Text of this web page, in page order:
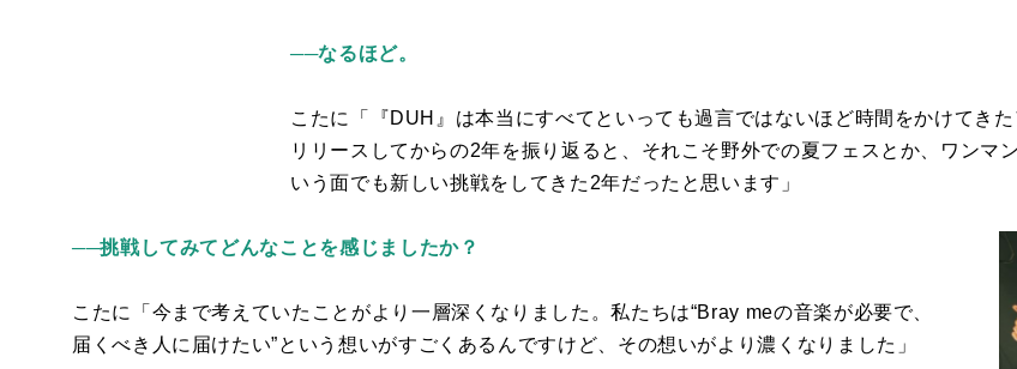
──なるほど。
こたに「『DUH 』は本当にすべてといっても過言ではないほど時間をかけてき
リリースしてからの2年を振り返ると、それこそ野外での夏フェスとか、ワンマ
いう面でも新しい挑戦をしてきた 2年だったと思います」
──挑戦してみてどんなことを感じましたか？
こたに「今まで考えていたことがより一層深くなりました。私たちは“Bray meの音楽が必要で、
届くべき人に届けたい”という想いがすごくあるんですけど、その想いがより濃くなりました」